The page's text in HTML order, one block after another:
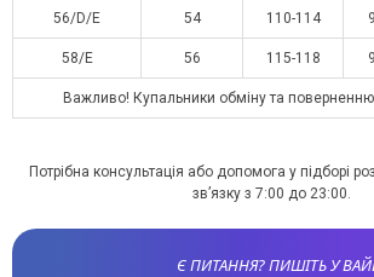
56/D/E 54 110-114
58/E 56 115-118
Важливо! Купальники обміну та поверненню
Потрібна консультація або допомога у підборі
зв’язку з 7:00 до 23:00.
Є ПИТАННЯ? ПИШІТЬ У